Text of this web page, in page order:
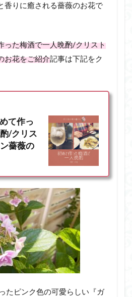
香りに癒される薔薇のお花で
った梅酒で一人晩酌/クリスト
お花をご紹介記事は下記をク
て作っ
/クリス
薔薇の
たピンク色の可愛らしい『ガ